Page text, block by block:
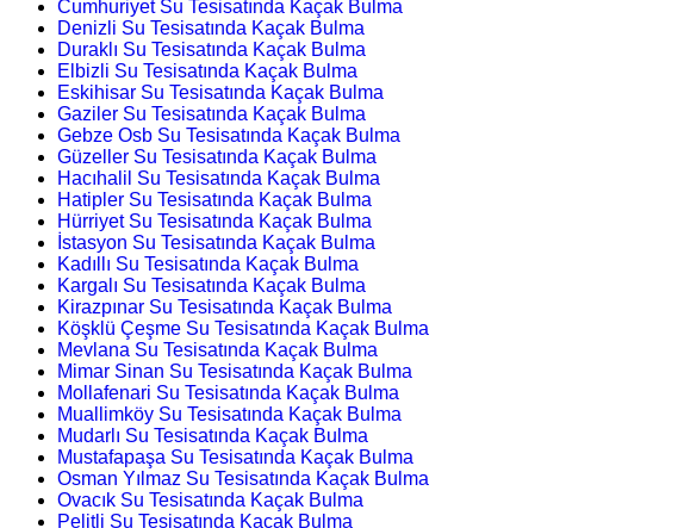
Cumhuriyet Su Tesisatında Kaçak Bulma
Denizli Su Tesisatında Kaçak Bulma
Duraklı Su Tesisatında Kaçak Bulma
Elbizli Su Tesisatında Kaçak Bulma
Eskihisar Su Tesisatında Kaçak Bulma
Gaziler Su Tesisatında Kaçak Bulma
Gebze Osb Su Tesisatında Kaçak Bulma
Güzeller Su Tesisatında Kaçak Bulma
Hacıhalil Su Tesisatında Kaçak Bulma
Hatipler Su Tesisatında Kaçak Bulma
Hürriyet Su Tesisatında Kaçak Bulma
İstasyon Su Tesisatında Kaçak Bulma
Kadıllı Su Tesisatında Kaçak Bulma
Kargalı Su Tesisatında Kaçak Bulma
Kirazpınar Su Tesisatında Kaçak Bulma
Köşklü Çeşme Su Tesisatında Kaçak Bulma
Mevlana Su Tesisatında Kaçak Bulma
Mimar Sinan Su Tesisatında Kaçak Bulma
Mollafenari Su Tesisatında Kaçak Bulma
Muallimköy Su Tesisatında Kaçak Bulma
Mudarlı Su Tesisatında Kaçak Bulma
Mustafapaşa Su Tesisatında Kaçak Bulma
Osman Yılmaz Su Tesisatında Kaçak Bulma
Ovacık Su Tesisatında Kaçak Bulma
Pelitli Su Tesisatında Kaçak Bulma